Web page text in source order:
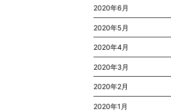
2020年6月
2020年5月
2020年4月
2020年3月
2020年2月
2020年1月